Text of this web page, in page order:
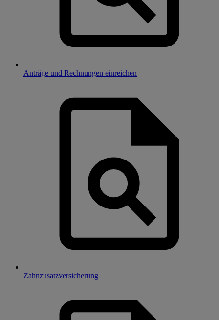
Anträge und Rechnungen einreichen
Zahnzusatzversicherung